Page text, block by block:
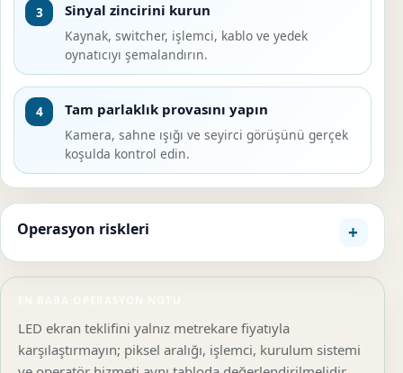
3 Sinyal zincirini kurun
Kaynak, switcher, işlemci, kablo ve yedek
oynatıcıyı şemalandırın.
4 Tam parlaklık provasını yapın
Kamera, sahne ışığı ve seyirci görüşünü gerçek
koşulda kontrol edin.
Operasyon riskleri
LED ekran teklifini yalnız metrekare fiyatıyla
karşılaştırmayın; piksel aralığı, işlemci, kurulum sistemi